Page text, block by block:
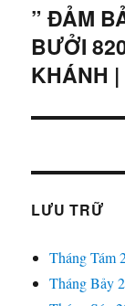
Bài
tiếp
theo:
” ĐẢM
BƯỞI
KHÁNH
LƯU TRỮ
Tháng Tám
Tháng Bảy